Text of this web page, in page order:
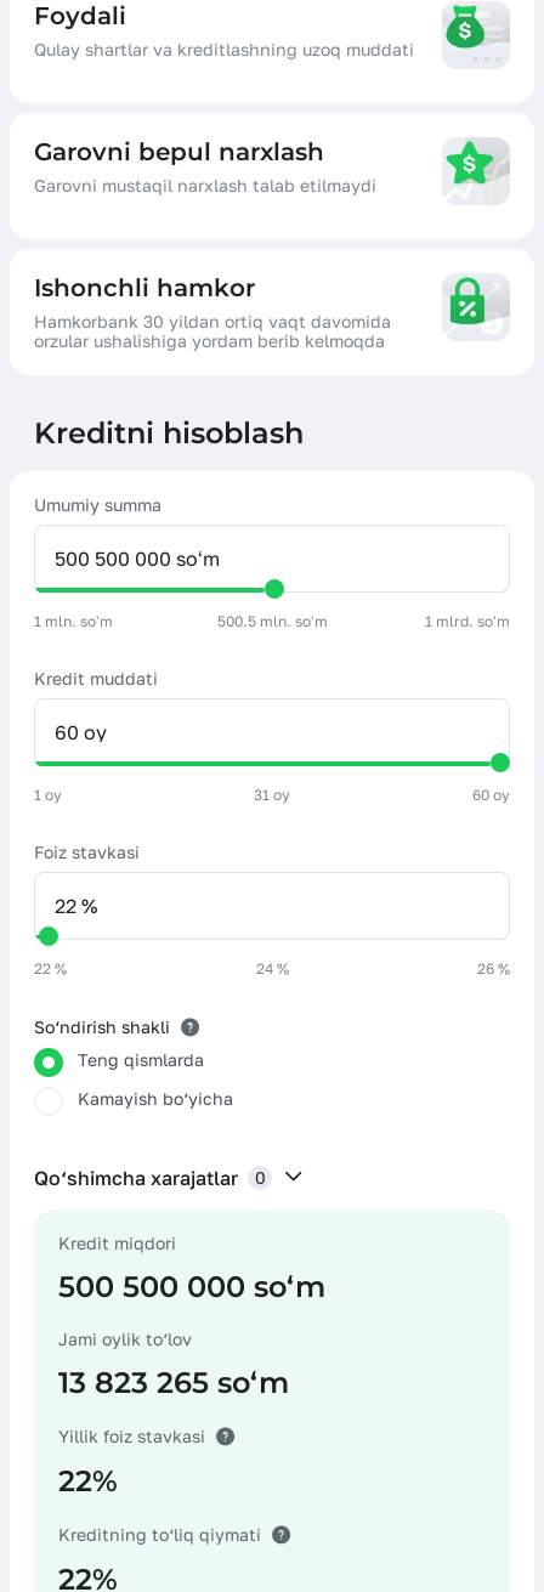
Foydali
Qulay shartlar va kreditlashning uzoq muddati
Garovni bepul narxlash
Garovni mustaqil narxlash talab etilmaydi
Ishonchli hamkor
Hamkorbank 30 yildan ortiq vaqt davomida
orzular ushalishiga yordam berib kelmoqda
Kreditni hisoblash
Umumiy summa
1 mln. soʻm 500.5 mln. soʻm 1 mlrd. soʻm
Kredit muddati
1 oy 31 oy 60 oy
Foiz stavkasi
22 % 24 % 26 %
So‘ndirish shakli
Teng qismlarda
Kamayish bo‘yicha
Qo‘shimcha xarajatlar 0
Sug‘urta xarajatlari
Notarius хarajatlari
Kredit miqdori
500 500 000 soʻm
Jami oylik to‘lov
13 823 265 soʻm
Yillik foiz stavkasi
22%
Kreditning to‘liq qiymati
22%